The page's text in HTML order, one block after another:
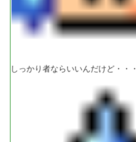
しっかり者ならいいんだけど・・・